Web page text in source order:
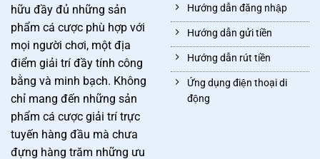
hữu đầy đủ những sản
phẩm cá cược phù hợp với
mọi người chơi, một địa
điểm giải trí đầy tính công
bằng và minh bạch. Không
chỉ mang đến những sản
phẩm cá cược giải trí trực
tuyến hàng đầu mà chưa
đựng hàng trăm những ưu
Hướng dẫn đăng nhập
Hướng dẫn gửi tiền
Hướng dẫn rút tiền
Ứng dụng điện thoại di
động